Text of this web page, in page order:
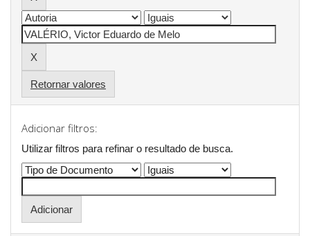
Retornar valores
Adicionar filtros:
Utilizar filtros para refinar o resultado de busca.